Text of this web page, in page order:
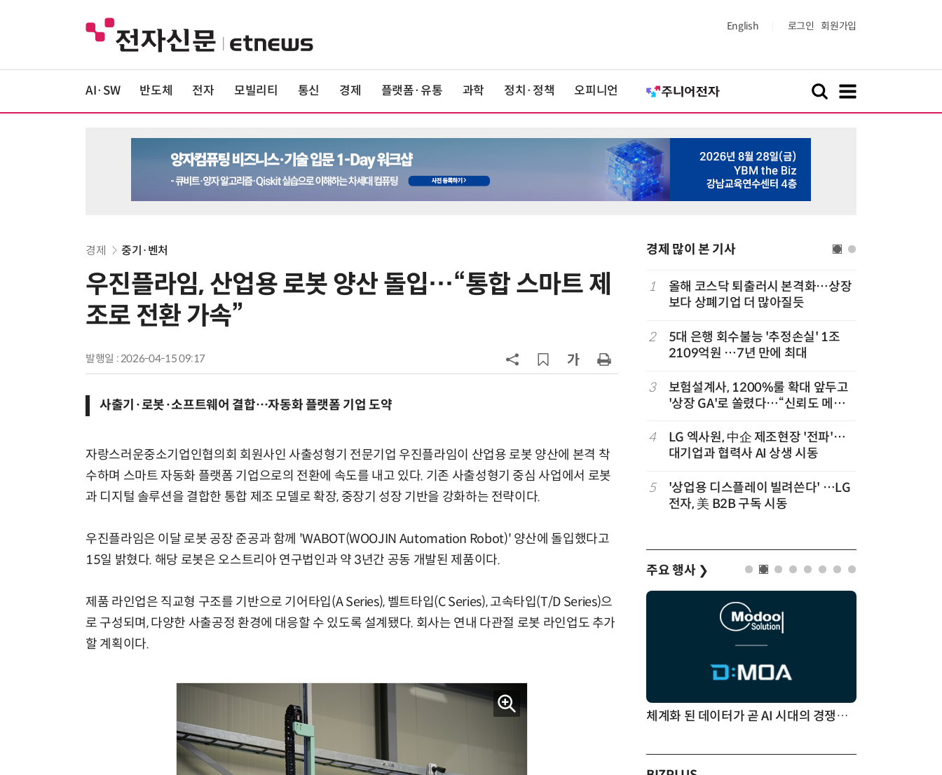
English 로그인 회원가입
AI·SW 반도체 전자 모빌리티 통신 경제 플랫폼·유통 과학 정치·정책 오피니언
경제 중기·벤처
우진플라임, 산업용 로봇 양산 돌입…“통합 스마트 제
조로 전환 가속”
발행일 : 2026-04-15 09:17
사출기·로봇·소프트웨어 결합…자동화 플랫폼 기업 도약
자랑스러운중소기업인협의회 회원사인 사출성형기 전문기업 우진플라임이 산업용 로봇 양산에 본격 착
수하며 스마트 자동화 플랫폼 기업으로의 전환에 속도를 내고 있다. 기존 사출성형기 중심 사업에서 로봇
과 디지털 솔루션을 결합한 통합 제조 모델로 확장, 중장기 성장 기반을 강화하는 전략이다.
우진플라임은 이달 로봇 공장 준공과 함께 'WABOT(WOOJIN Automation Robot)' 양산에 돌입했다고
15일 밝혔다. 해당 로봇은 오스트리아 연구법인과 약 3년간 공동 개발된 제품이다.
제품 라인업은 직교형 구조를 기반으로 기어타입(A Series), 벨트타입(C Series), 고속타입(T/D Series)으
로 구성되며, 다양한 사출공정 환경에 대응할 수 있도록 설계됐다. 회사는 연내 다관절 로봇 라인업도 추가
할 계획이다.
경제 많이 본 기사
6
'게이밍위크' 삼성전자-LG전자 유럽
주가 부양 '총력전'
10 한은 금 매입 나섰지만…개인투자자
는 금 투자 '외면'
1
올해 코스닥 퇴출러시 본격화…상장
보다 상폐기업 더 많아질듯
2
5대 은행 회수불능 '추정손실' 1조
2109억원 …7년 만에 최대
3
보험설계사, 1200%룰 확대 앞두고
'상장 GA'로 쏠렸다…“신뢰도 메리
4
LG 엑사원, 中企 제조현장 '전파'…
대기업과 협력사 AI 상생 시동
5
'상업용 디스플레이 빌려쓴다' …LG
전자, 美 B2B 구독 시동
주요 행사 ❯
체계화 된 데이터가 곧 AI 시대의 경쟁력이다